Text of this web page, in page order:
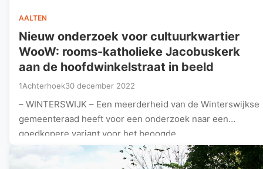
AALTEN
Nieuw onderzoek voor cultuurkwartier
WooW: rooms-katholieke Jacobuskerk
aan de hoofdwinkelstraat in beeld
1Achterhoek30 december 2022
– WINTERSWIJK – Een meerderheid van de Winterswijkse
gemeenteraad heeft voor een onderzoek naar een
goedkopere variant voor het beoogde…